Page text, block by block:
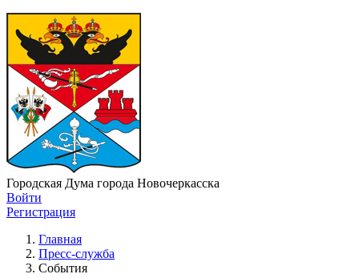
Городская Дума города Новочеркасска
Войти
Регистрация
Главная
Пресс-служба
События